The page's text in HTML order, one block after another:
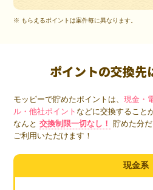
※ もらえるポイントは案件毎に異なります。
ポイントの交換先
モッピーで貯めたポイントは、現金・
ル・他社ポイントなどに交換すること
なんと 交換制限一切なし！
貯めた分
ご利用いただけます！
現金系